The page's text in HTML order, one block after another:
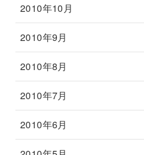
2010年10月
2010年9月
2010年8月
2010年7月
2010年6月